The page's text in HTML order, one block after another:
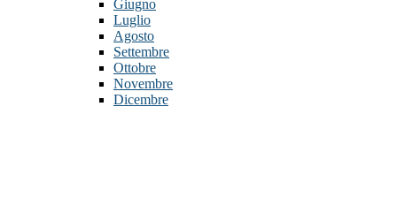
Giugno
Luglio
Agosto
Settembre
Ottobre
Novembre
Dicembre